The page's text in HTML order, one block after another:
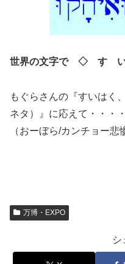
世界の文字で ◇ す
もぐらさんの『すいはく
ネタ）』に応えて・・・
（おーぼら/カンチョー悲
万博・EXPO
シ